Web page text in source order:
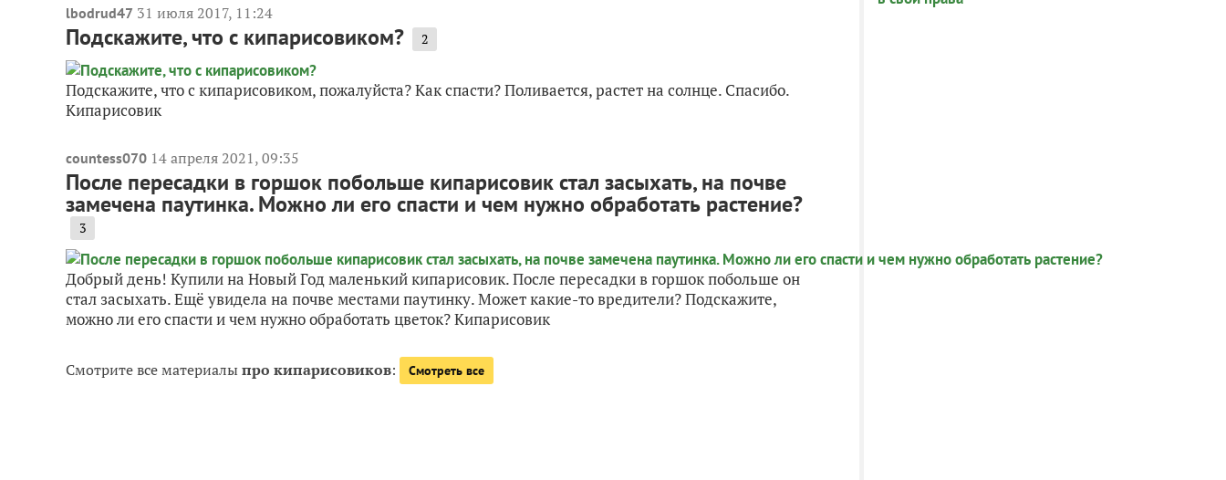
lbodrud47 31 июля 2017, 11:24
Подскажите, что с кипарисовиком? 2
Подскажите, что с кипарисовиком, пожалуйста? Как спасти? Поливается, растет на солнце. Спасибо.
Кипарисовик
countess070 14 апреля 2021, 09:35
После пересадки в горшок побольше кипарисовик стал засыхать, на почве
замечена паутинка. Можно ли его спасти и чем нужно обработать растение?
3
Добрый день! Купили на Новый Год маленький кипарисовик. После пересадки в горшок побольше он
стал засыхать. Ещё увидела на почве местами паутинку. Может какие-то вредители? Подскажите,
можно ли его спасти и чем нужно обработать цветок? Кипарисовик
Смотрите все материалыпро кипарисовиков: Смотреть все